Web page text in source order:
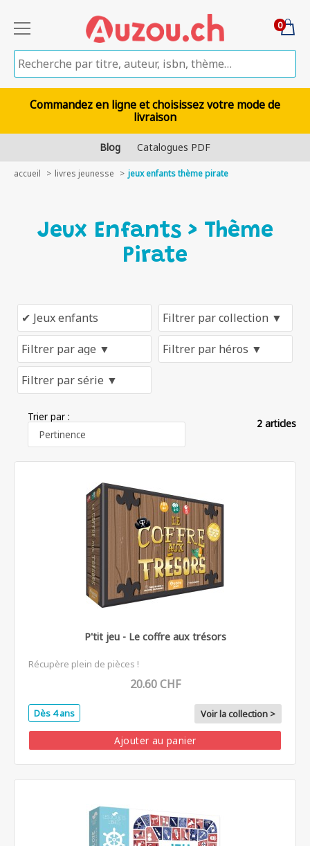
0
Commandez en ligne et choisissez votre mode de
livraison
Blog Catalogues PDF
accueil livres jeunesse jeux enfants thème pirate
Jeux Enfants > Thème
Pirate
Trier par :
2 articles
P'tit jeu - Le coffre aux trésors
Récupère plein de pièces !
20.60 CHF
Dès 4 ans Voir la collection >
Ajouter au panier